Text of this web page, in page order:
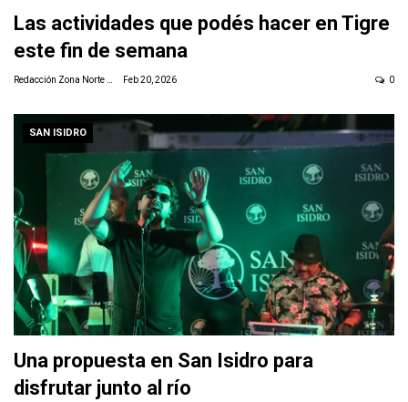
Las actividades que podés hacer en Tigre
este fin de semana
Feb 20, 2026 0
SAN ISIDRO
Una propuesta en San Isidro para
disfrutar junto al río